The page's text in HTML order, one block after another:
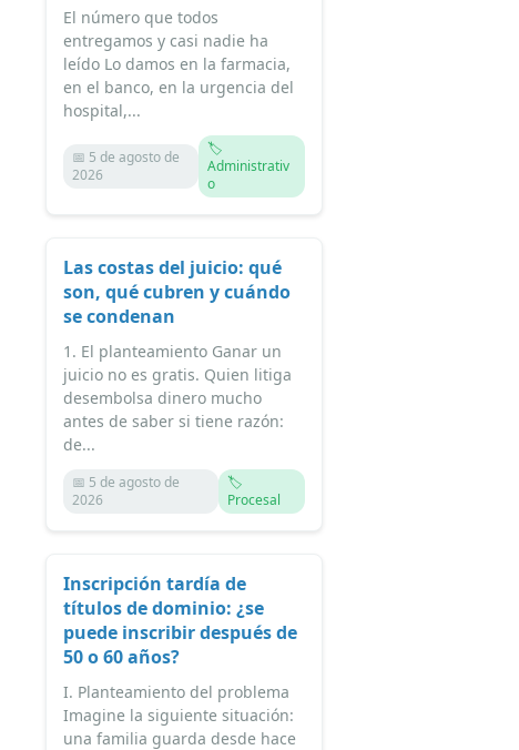
El número que todos
entregamos y casi nadie ha
leído Lo damos en la farmacia,
en el banco, en la urgencia del
hospital,...
📅 5 de agosto de
2026
🏷️
Administrativ
o
Las costas del juicio: qué
son, qué cubren y cuándo
se condenan
1. El planteamiento Ganar un
juicio no es gratis. Quien litiga
desembolsa dinero mucho
antes de saber si tiene razón:
de...
📅 5 de agosto de
2026
🏷️
Procesal
Inscripción tardía de
títulos de dominio: ¿se
puede inscribir después de
50 o 60 años?
I. Planteamiento del problema
Imagine la siguiente situación:
una familia guarda desde hace